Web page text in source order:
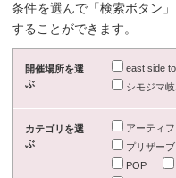
条件を選んで「検索ボタン
することができます。
開催場所を選
ぶ
east side
シモジマ
カテゴリを選
ぶ
アーティ
プリザー
POP